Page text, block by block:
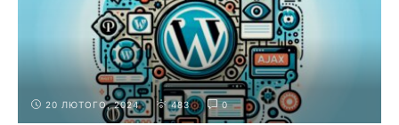
20 ЛЮТОГО, 2024 483 0